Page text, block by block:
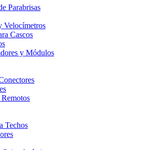
Parabrisas
Velocímetros
Cascos
y Módulos
Techos